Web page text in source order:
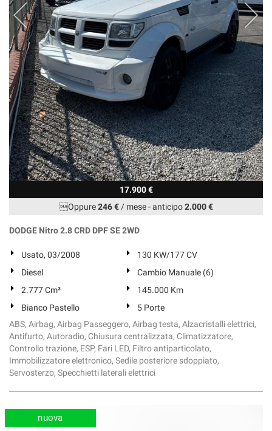
17.900 €
Oppure246 €/ mese-anticipo2.000 €
DODGE Nitro 2.8 CRD DPF SE 2WD
Usato, 03/2008
130 KW/177 CV
Diesel
Cambio Manuale (6)
2.777 Cm³
145.000 Km
Bianco Pastello
5 Porte
ABS, Airbag, Airbag Passeggero, Airbag testa, Alzacristalli elettrici,
Antifurto, Autoradio, Chiusura centralizzata, Climatizzatore,
Controllo trazione, ESP, Fari LED, Filtro antiparticolato,
Immobilizzatore elettronico, Sedile posteriore sdoppiato,
Servosterzo, Specchietti laterali elettrici
nuova